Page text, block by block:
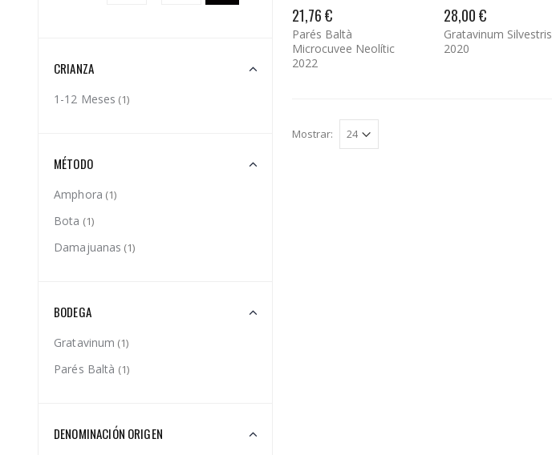
21,76 €
Parés Baltà
Microcuvee Neolític
2022
28,00 €
Gratavinum Silvestris
2020
Mostrar:
CRIANZA
1-12 Meses (1)
MÉTODO
Amphora (1)
Bota (1)
Damajuanas (1)
BODEGA
Gratavinum (1)
Parés Baltà (1)
DENOMINACIÓN ORIGEN